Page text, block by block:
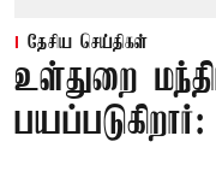
தேசிய செய்திகள்
உள்துறை
பயப்படுகிறார்: